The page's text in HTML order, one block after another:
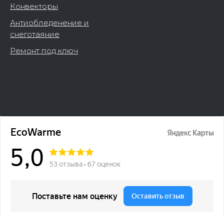
Конвекторы
Антиобледенение и
снеготаяние
Ремонт под ключ